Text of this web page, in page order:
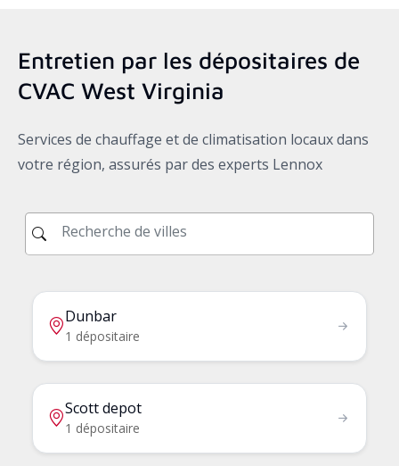
Entretien par les dépositaires de
CVAC West Virginia
Services de chauffage et de climatisation locaux dans
votre région, assurés par des experts Lennox
Dunbar
1 dépositaire
Scott depot
1 dépositaire